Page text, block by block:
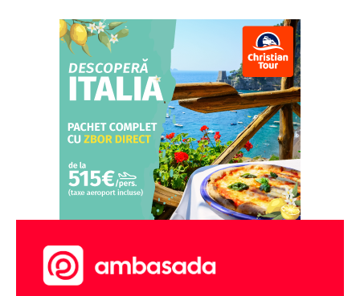
Pentru și mai mult conținut
exclusiv!
ABONEAZĂ-TE ACUM